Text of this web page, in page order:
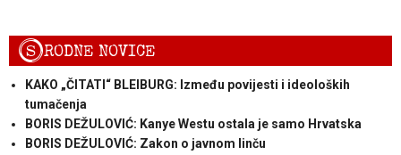
SRODNE NOVICE
KAKO „ČITATI“ BLEIBURG: Između povijesti i ideoloških
tumačenja
BORIS DEŽULOVIĆ: Kanye Westu ostala je samo Hrvatska
BORIS DEŽULOVIĆ: Zakon o javnom linču